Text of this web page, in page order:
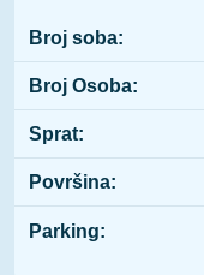
Broj soba:
Broj Osoba:
Sprat:
Površina:
Parking: